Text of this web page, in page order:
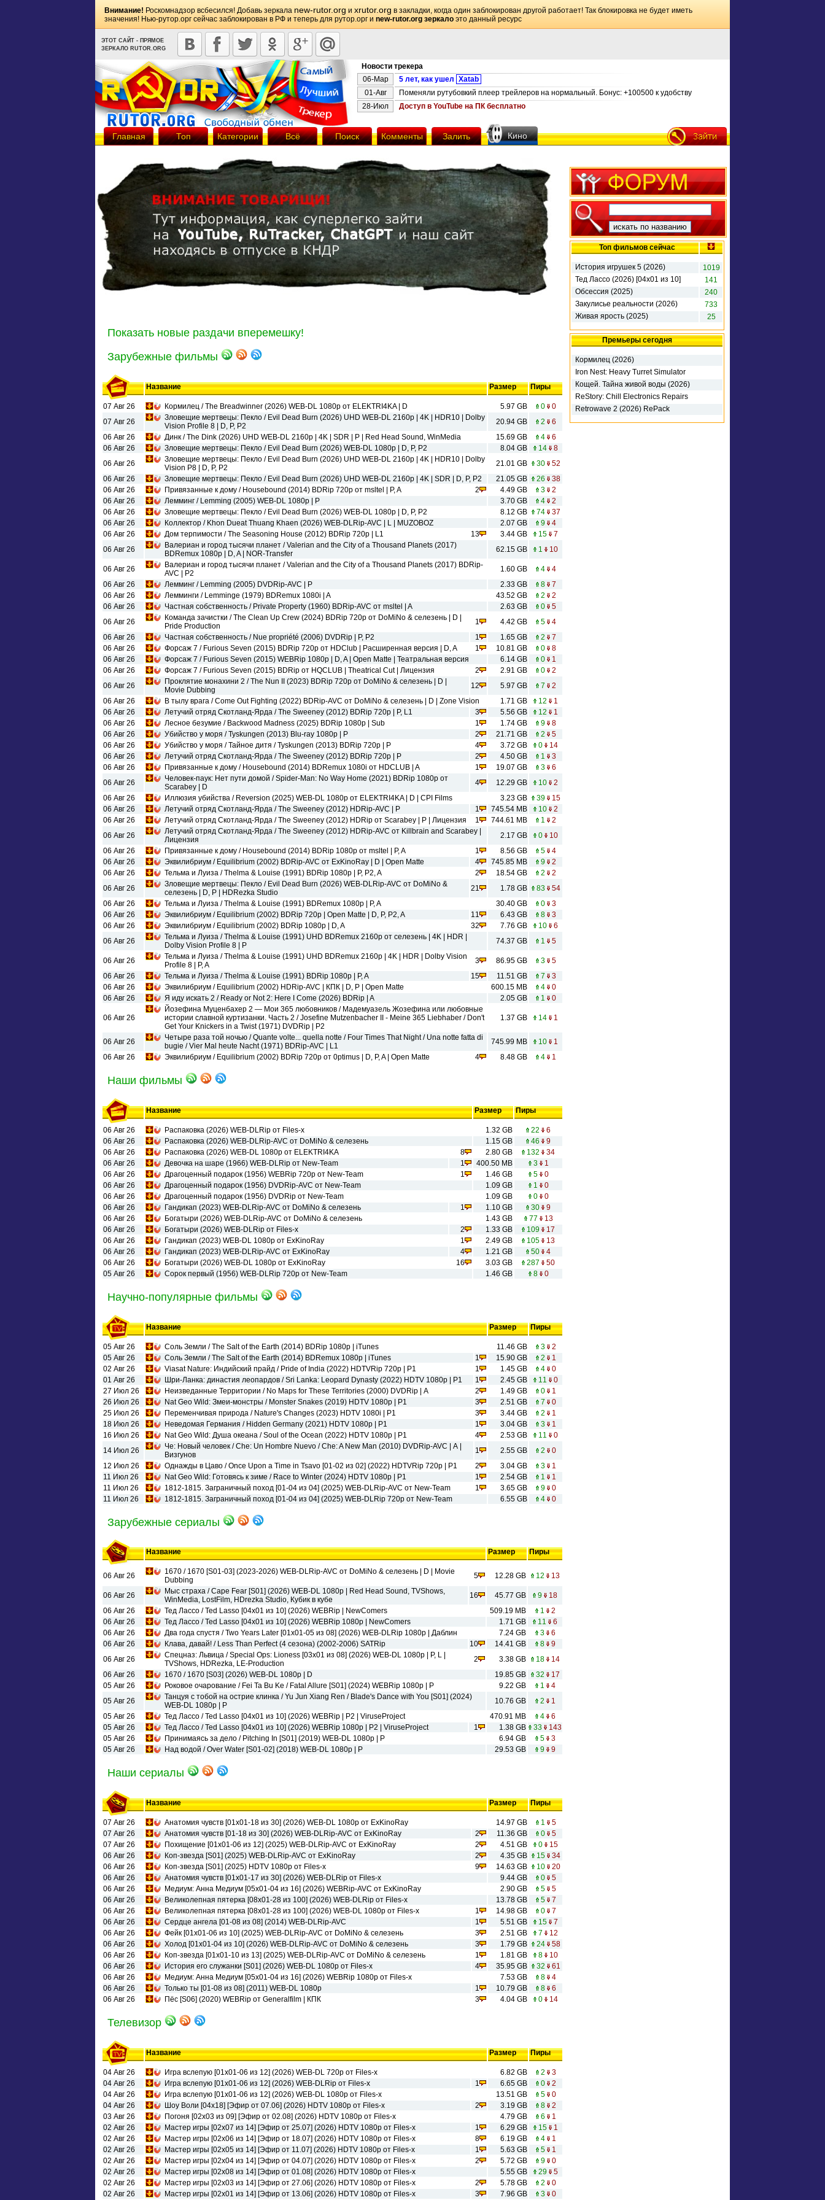
Внимание! Роскомнадзор всбесился! Добавь зеркала new-rutor.org и xrutor.org в закладки, когда один заблокирован другой работает! Так блокировка не будет иметь
значения! Нью-рутор.орг сейчас заблокирован в РФ и теперь для рутор.орг и new-rutor.org зеркало это данный ресурс
ЭТОТ САЙТ - ПРЯМОЕ
ЗЕРКАЛО RUTOR.ORG
Новости трекера
06-Мар
5 лет, как ушел Xatab
01-Авг
Поменяли рутубовкий плеер трейлеров на нормальный. Бонус: +100500 к удобству
28-Июл
Доступ в YouTube на ПК бесплатно
Главная Топ Категории Всё Поиск Комменты Залить Кино
Показать новые раздачи вперемешку!
Зарубежные фильмы
Название Размер Пиры
07 Авг 26 Кормилец / The Breadwinner (2026) WEB-DL 1080p от ELEKTRI4KA | D 5.97 GB 0 0
07 Авг 26
Зловещие мертвецы: Пекло / Evil Dead Burn (2026) UHD WEB-DL 2160p | 4K | HDR10 | Dolby
Vision Profile 8 | D, P, P2
20.94 GB 2
6
06 Авг 26
Динк / The Dink (2026) UHD WEB-DL 2160p | 4K | SDR | P | Red Head Sound, WinMedia 15.69 GB 4 6
06 Авг 26
Зловещие мертвецы: Пекло / Evil Dead Burn (2026) WEB-DL 1080p | D, P, P2 8.04 GB 14
8
06 Авг 26
Зловещие мертвецы: Пекло / Evil Dead Burn (2026) UHD WEB-DL 2160p | 4K | HDR10 | Dolby
Vision P8 | D, P, P2
21.01 GB 30 52
06 Авг 26
Зловещие мертвецы: Пекло / Evil Dead Burn (2026) UHD WEB-DL 2160p | 4K | SDR | D, P, P2 21.05 GB 26
38
06 Авг 26
Привязанные к дому / Housebound (2014) BDRip 720p от msltel | P, A 2 4.49 GB 3 2
06 Авг 26
Лемминг / Lemming (2005) WEB-DL 1080p | P 3.70 GB 4 2
06 Авг 26
Зловещие мертвецы: Пекло / Evil Dead Burn (2026) WEB-DL 1080p | D, P, P2 8.12 GB 74 37
06 Авг 26
Коллектор / Khon Dueat Thuang Khaen (2026) WEB-DLRip-AVC | L | MUZOBOZ 2.07 GB 9
4
06 Авг 26
Дом терпимости / The Seasoning House (2012) BDRip 720p | L1 13 3.44 GB 15
7
06 Авг 26
Валериан и город тысячи планет / Valerian and the City of a Thousand Planets (2017)
BDRemux 1080p | D, A | NOR-Transfer
62.15 GB 1 10
06 Авг 26
Валериан и город тысячи планет / Valerian and the City of a Thousand Planets (2017) BDRip-
AVC | P2
1.60 GB 4 4
06 Авг 26
Лемминг / Lemming (2005) DVDRip-AVC | P 2.33 GB 8 7
06 Авг 26
Лемминги / Lemminge (1979) BDRemux 1080i | A 43.52 GB 2
2
06 Авг 26
Частная собственность / Private Property (1960) BDRip-AVC от msltel | A 2.63 GB 0 5
06 Авг 26
Команда зачистки / The Clean Up Crew (2024) BDRip 720p от DoMiNo & селезень | D |
Pride Production
1 4.42 GB 5 4
06 Авг 26
Частная собственность / Nue propriété (2006) DVDRip | P, P2 1 1.65 GB 2
7
06 Авг 26
Форсаж 7 / Furious Seven (2015) BDRip 720p от HDClub | Расширенная версия | D, A 1 10.81 GB 0 8
06 Авг 26
Форсаж 7 / Furious Seven (2015) WEBRip 1080p | D, A | Open Matte | Театральная версия 6.14 GB 0 1
06 Авг 26
Форсаж 7 / Furious Seven (2015) BDRip от HQCLUB | Theatrical Cut | Лицензия 2 2.91 GB 0 2
06 Авг 26
Проклятие монахини 2 / The Nun II (2023) BDRip 720p от DoMiNo & селезень | D |
Movie Dubbing
12 5.97 GB 7
2
06 Авг 26
В тылу врага / Come Out Fighting (2022) BDRip-AVC от DoMiNo & селезень | D | Zone Vision 1.71 GB 12
1
06 Авг 26
Летучий отряд Скотланд-Ярда / The Sweeney (2012) BDRip 720p | P, L1 3 5.56 GB 12
1
06 Авг 26
Лесное безумие / Backwood Madness (2025) BDRip 1080p | Sub 1 1.74 GB 9 8
06 Авг 26
Убийство у моря / Tyskungen (2013) Blu-ray 1080p | P 2 21.71 GB 2
5
06 Авг 26
Убийство у моря / Тайное дитя / Tyskungen (2013) BDRip 720p | P 4 3.72 GB 0
14
06 Авг 26
Летучий отряд Скотланд-Ярда / The Sweeney (2012) BDRip 720p | P 2 4.50 GB 1
3
06 Авг 26
Привязанные к дому / Housebound (2014) BDRemux 1080i от HDCLUB | A 1 19.07 GB 3 6
06 Авг 26
Человек-паук: Нет пути домой / Spider-Man: No Way Home (2021) BDRip 1080p от
Scarabey | D
4 12.29 GB 10
2
06 Авг 26
Иллюзия убийства / Reversion (2025) WEB-DL 1080p от ELEKTRI4KA | D | CPI Films 3.23 GB 39 15
06 Авг 26
Летучий отряд Скотланд-Ярда / The Sweeney (2012) HDRip-AVC | P 1 745.54 MB 10
2
06 Авг 26
Летучий отряд Скотланд-Ярда / The Sweeney (2012) НDRip от Scarabey | P | Лицензия 1 744.61 MB 1
2
06 Авг 26
Летучий отряд Скотланд-Ярда / The Sweeney (2012) HDRip-AVC от Killbrain and Scarabey |
Лицензия
2.17 GB 0
10
06 Авг 26
Привязанные к дому / Housebound (2014) BDRip 1080p от msltel | P, A 1 8.56 GB 5 4
06 Авг 26
Эквилибриум / Equilibrium (2002) BDRip-AVC от ExKinoRay | D | Open Matte 4 745.85 MB 9
2
06 Авг 26
Тельма и Луиза / Thelma & Louise (1991) BDRip 1080p | P, P2, A 2 18.54 GB 2
2
06 Авг 26
Зловещие мертвецы: Пекло / Evil Dead Burn (2026) WEB-DLRip-AVC от DoMiNo &
селезень | D, P | HDRezka Studio
21 1.78 GB 83
54
06 Авг 26
Тельма и Луиза / Thelma & Louise (1991) BDRemux 1080p | P, A 30.40 GB 0 3
06 Авг 26
Эквилибриум / Equilibrium (2002) BDRip 720p | Open Matte | D, P, P2, A 11 6.43 GB 8 3
06 Авг 26
Эквилибриум / Equilibrium (2002) BDRip 1080p | D, A 32 7.76 GB 10
6
06 Авг 26
Тельма и Луиза / Thelma & Louise (1991) UHD BDRemux 2160p от селезень | 4K | HDR |
Dolby Vision Profile 8 | P
74.37 GB 1 5
06 Авг 26
Тельма и Луиза / Thelma & Louise (1991) UHD BDRemux 2160p | 4K | HDR | Dolby Vision
Profile 8 | P, A
3 86.95 GB 3 5
06 Авг 26
Тельма и Луиза / Thelma & Louise (1991) BDRip 1080p | P, A 15 11.51 GB 7
3
06 Авг 26
Эквилибриум / Equilibrium (2002) HDRip-AVC | КПК | D, P | Open Matte 600.15 MB 4 0
06 Авг 26
Я иду искать 2 / Ready or Not 2: Here I Come (2026) BDRip | A 2.05 GB 1 0
06 Авг 26
Йозефина Муценбахер 2 — Мои 365 любовников / Мадемуазель Жозефина или любовные
истории славной куртизанки. Часть 2 / Josefine Mutzenbacher II - Meine 365 Liebhaber / Don't
Get Your Knickers in a Twist (1971) DVDRip | P2
1.37 GB 14 1
06 Авг 26
Четыре раза той ночью / Quante volte... quella notte / Four Times That Night / Una notte fatta di
bugie / Vier Mal heute Nacht (1971) BDRip-AVC | L1
745.99 MB 10
1
06 Авг 26
Эквилибриум / Equilibrium (2002) BDRip 720p от 0ptimus | D, P, A | Open Matte 4 8.48 GB 4 1
Наши фильмы
Название Размер Пиры
06 Авг 26 Распаковка (2026) WEB-DLRip от Files-x 1.32 GB 22
6
06 Авг 26
Распаковка (2026) WEB-DLRip-AVC от DoMiNo & селезень 1.15 GB 46
9
06 Авг 26
Распаковка (2026) WEB-DL 1080p от ELEKTRI4KA 8 2.80 GB 132
34
06 Авг 26
Девочка на шаре (1966) WEB-DLRip от New-Team 1 400.50 MB 3
1
06 Авг 26
Драгоценный подарок (1956) WEBRip 720p от New-Team 1 1.46 GB 5 0
06 Авг 26
Драгоценный подарок (1956) DVDRip-AVC от New-Team 1.09 GB 1
0
06 Авг 26
Драгоценный подарок (1956) DVDRip от New-Team 1.09 GB 0 0
06 Авг 26
Гандикап (2023) WEB-DLRip-AVC от DoMiNo & селезень 1 1.10 GB 30
9
06 Авг 26
Богатыри (2026) WEB-DLRip-AVC от DoMiNo & селезень 1.43 GB 77
13
06 Авг 26
Богатыри (2026) WEB-DLRip от Files-x 2 1.33 GB 109
17
06 Авг 26
Гандикап (2023) WEB-DL 1080p от ExKinoRay 1 2.49 GB 105
13
06 Авг 26
Гандикап (2023) WEB-DLRip-AVC от ExKinoRay 4 1.21 GB 50
4
06 Авг 26
Богатыри (2026) WEB-DL 1080p от ExKinoRay 16 3.03 GB 287
50
05 Авг 26
Сорок первый (1956) WEB-DLRip 720p от New-Team 1.46 GB 8 0
Научно-популярные фильмы
Название Размер Пиры
05 Авг 26 Соль Земли / The Salt of the Earth (2014) BDRip 1080p | iTunes 11.46 GB 3 2
05 Авг 26
Соль Земли / The Salt of the Earth (2014) BDRemux 1080p | iTunes 1 15.90 GB 2
1
02 Авг 26
Viasat Nature: Индийский прайд / Pride of India (2022) HDTVRip 720p | Р1 1 1.45 GB 4 0
01 Авг 26
Шри-Ланка: династия леопардов / Sri Lanka: Leopard Dynasty (2022) HDTV 1080p | P1 1 2.45 GB 11
0
27 Июл 26
Неизведанные Территории / No Maps for These Territories (2000) DVDRip | А 2 1.49 GB 0 1
26 Июл 26
Nat Geo Wild: Змеи-монстры / Monster Snakes (2019) HDTV 1080p | P1 3 2.51 GB 7
0
25 Июл 26
Переменчивая природа / Nature's Changes (2023) HDTV 1080i | P1 3 3.44 GB 2
1
18 Июл 26
Неведомая Германия / Hidden Germany (2021) HDTV 1080p | P1 1 3.04 GB 3
1
16 Июл 26
Nat Geo Wild: Душа океана / Soul of the Ocean (2022) HDTV 1080p | P1 4 2.53 GB 11
0
14 Июл 26
Че: Новый человек / Che: Un Hombre Nuevo / Che: A New Man (2010) DVDRip-AVC | А |
Визгунов
1 2.55 GB 2
0
12 Июл 26
Однажды в Цаво / Once Upon a Time in Tsavo [01-02 из 02] (2022) HDTVRip 720p | Р1 2 3.04 GB 3 1
11 Июл 26
Nat Geo Wild: Готовясь к зиме / Race to Winter (2024) HDTV 1080p | P1 1 2.54 GB 1
1
11 Июл 26
1812-1815. Заграничный поход [01-04 из 04] (2025) WEB-DLRip-AVC от New-Team 1 3.65 GB 9 0
11 Июл 26
1812-1815. Заграничный поход [01-04 из 04] (2025) WEB-DLRip 720p от New-Team 6.55 GB 4 0
Зарубежные сериалы
Название Размер Пиры
06 Авг 26
1670 / 1670 [S01-03] (2023-2026) WEB-DLRip-AVC от DoMiNo & селезень | D | Movie
Dubbing
5 12.28 GB 12 13
06 Авг 26
Мыс страха / Cape Fear [S01] (2026) WEB-DL 1080p | Red Head Sound, TVShows,
WinMedia, LostFilm, HDrezka Studio, Кубик в кубе
16 45.77 GB 9
18
06 Авг 26
Тед Лассо / Ted Lasso [04x01 из 10] (2026) WEBRip | NewComers 509.19 MB 1
2
06 Авг 26
Тед Лассо / Ted Lasso [04x01 из 10] (2026) WEBRip 1080p | NewComers 1.71 GB 11
6
06 Авг 26
Два года спустя / Two Years Later [01x01-05 из 08] (2026) WEB-DLRip 1080p | Даблин 7.24 GB 3 6
06 Авг 26
Клава, давай! / Less Than Perfect (4 сезона) (2002-2006) SATRip 10 14.41 GB 8 9
06 Авг 26
Спецназ: Львица / Special Ops: Lioness [03x01 из 08] (2026) WEB-DL 1080p | P, L |
TVShows, HDRezka, LE-Production
2 3.38 GB 18 14
06 Авг 26
1670 / 1670 [S03] (2026) WEB-DL 1080p | D 19.85 GB 32
17
05 Авг 26
Роковое очарование / Fei Ta Bu Ke / Fatal Allure [S01] (2024) WEBRip 1080p | P 9.22 GB 1
4
05 Авг 26
Танцуя с тобой на острие клинка / Yu Jun Xiang Ren / Blade's Dance with You [S01] (2024)
WEB-DL 1080p | P
10.76 GB 2
1
05 Авг 26
Тед Лассо / Ted Lasso [04х01 из 10] (2026) WEBRip | P2 | ViruseProject 470.91 MB 4 6
05 Авг 26
Тед Лассо / Ted Lasso [04х01 из 10] (2026) WEBRip 1080p | P2 | ViruseProject 1 1.38 GB 33
143
05 Авг 26
Принимаясь за дело / Pitching In [S01] (2019) WEB-DL 1080p | P 6.94 GB 5 3
05 Авг 26
Над водой / Over Water [S01-02] (2018) WEB-DL 1080p | P 29.53 GB 9 9
Наши сериалы
Название Размер Пиры
07 Авг 26 Анатомия чувств [01x01-18 из 30] (2026) WEB-DL 1080p от ExKinoRay 14.97 GB 1
5
07 Авг 26
Анатомия чувств [01-18 из 30] (2026) WEB-DLRip-AVC от ExKinoRay 2 11.36 GB 0 5
07 Авг 26
Похищение [01x01-06 из 12] (2025) WEB-DLRip-AVC от ExKinoRay 2 4.51 GB 0
15
06 Авг 26
Коп-звезда [S01] (2025) WEB-DLRip-AVC от ExKinoRay 2 4.35 GB 15 34
06 Авг 26
Коп-звезда [S01] (2025) HDTV 1080р от Files-x 9 14.63 GB 10 20
06 Авг 26
Анатомия чувств [01x01-17 из 30] (2026) WEB-DLRip от Files-x 9.44 GB 0 5
06 Авг 26
Медиум: Анна Медиум [05x01-04 из 16] (2026) WEBRip-AVC от ExKinoRay 2.90 GB 5 5
06 Авг 26
Великолепная пятерка [08x01-28 из 100] (2026) WEB-DLRip от Files-x 13.78 GB 5 7
06 Авг 26
Великолепная пятерка [08x01-28 из 100] (2026) WEB-DL 1080p от Files-x 1 14.98 GB 0 7
06 Авг 26
Сердце ангела [01-08 из 08] (2014) WEB-DLRip-AVC 1 5.51 GB 15
7
06 Авг 26
Фейк [01x01-06 из 10] (2025) WEB-DLRip-AVC от DoMiNo & селезень 3 2.51 GB 7
12
06 Авг 26
Холод [01х01-04 из 10] (2026) WEB-DLRip-AVC от DoMiNo & селезень 3 1.79 GB 24 58
06 Авг 26
Коп-звезда [01x01-10 из 13] (2025) WEB-DLRip-AVC от DoMiNo & селезень 1 1.81 GB 8
10
06 Авг 26
История его служанки [S01] (2026) WEB-DL 1080p от Files-x 4 35.95 GB 32
61
06 Авг 26
Медиум: Анна Медиум [05x01-04 из 16] (2026) WEBRip 1080p от Files-x 7.53 GB 8 4
06 Авг 26
Только ты [01-08 из 08] (2011) WEB-DL 1080p 1 10.79 GB 8 6
06 Авг 26
Пёс [S06] (2020) WEBRip от Generalfilm | КПК 3 4.04 GB 0 14
Телевизор
Название Размер Пиры
04 Авг 26 Игра вслепую [01x01-06 из 12] (2026) WEB-DL 720p от Files-x 6.82 GB 2
3
04 Авг 26
Игра вслепую [01x01-06 из 12] (2026) WEB-DLRip от Files-x 1 6.65 GB 0 2
04 Авг 26
Игра вслепую [01x01-06 из 12] (2026) WEB-DL 1080p от Files-x 13.51 GB 5 0
04 Авг 26
Шоу Воли [04x18] [Эфир от 07.06] (2026) HDTV 1080р от Files-x 2 3.19 GB 8 2
03 Авг 26
Погоня [02x03 из 09] [Эфир от 02.08] (2026) HDTV 1080р от Files-x 4.79 GB 6
1
02 Авг 26
Мастер игры [02x07 из 14] [Эфир от 25.07] (2026) HDTV 1080р от Files-x 1 6.29 GB 15
1
02 Авг 26
Мастер игры [02x06 из 14] [Эфир от 18.07] (2026) HDTV 1080р от Files-x 8 6.19 GB 4 1
02 Авг 26
Мастер игры [02x05 из 14] [Эфир от 11.07] (2026) HDTV 1080р от Files-x 1 5.63 GB 5 1
02 Авг 26
Мастер игры [02x04 из 14] [Эфир от 04.07] (2026) HDTV 1080р от Files-x 2 5.72 GB 9 0
02 Авг 26
Мастер игры [02x08 из 14] [Эфир от 01.08] (2026) HDTV 1080р от Files-x 5.55 GB 29
5
02 Авг 26
Мастер игры [02x03 из 14] [Эфир от 27.06] (2026) HDTV 1080р от Files-x 2 5.78 GB 2
0
02 Авг 26
Мастер игры [02x01 из 14] [Эфир от 13.06] (2026) HDTV 1080р от Files-x 3 7.96 GB 3 0
Топ фильмов сейчас
История игрушек 5 (2026)
1019
Тед Лассо (2026) [04х01 из 10]
141
Обсессия (2025)
240
Закулисье реальности (2026)
733
Живая ярость (2025)
25
Премьеры сегодня
Кормилец (2026)
Iron Nest: Heavy Turret Simulator
(2026) RePack
Кощей. Тайна живой воды (2026)
ReStory: Chill Electronics Repairs
(2026) RePack
Retrowave 2 (2026) RePack